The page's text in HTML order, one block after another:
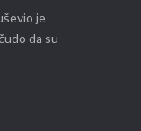
je
da su